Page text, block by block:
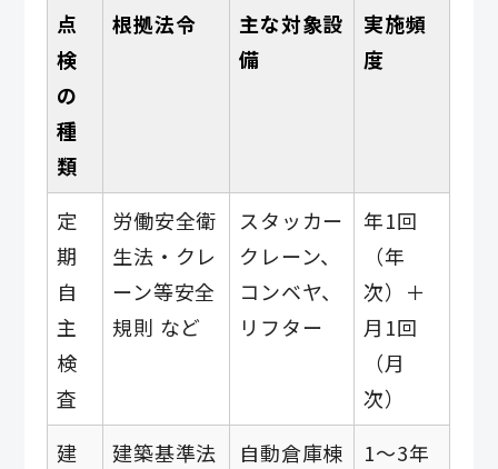
点
検
の
種
類
根拠法令
主な対象設
備
実施頻
度
定
期
自
主
検
査
労働安全衛
生法・クレ
ーン等安全
規則 など
スタッカー
クレーン、
コンベヤ、
リフター
年1回
（年
次）＋
月1回
（月
次）
建
建築基準法
自動倉庫棟
1〜3年